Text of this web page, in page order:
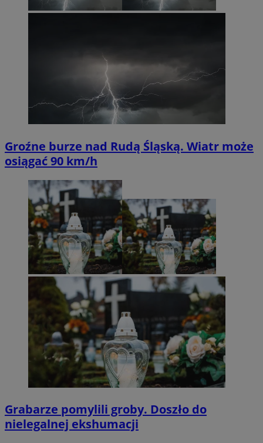
Groźne burze nad Rudą Śląską. Wiatr może
osiągać 90 km/h
Grabarze pomylili groby. Doszło do
nielegalnej ekshumacji